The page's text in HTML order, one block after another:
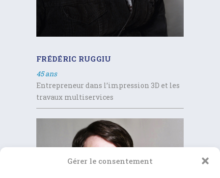
Gérer le consentement
FRÉDÉRIC RUGGIU
45 ans
Entrepreneur dans l’impression 3D et les
travaux multiservices